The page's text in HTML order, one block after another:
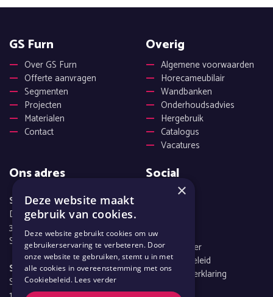
GS Furn
Over GS Furn
Offerte aanvragen
Segmenten
Projecten
Materialen
Contact
Overig
Algemene voorwaarden
Horecameubilair
Wandbanken
Onderhoudsadvies
Hergebruik
Catalogus
Vacatures
Ons adres
Showroom Stellendam
Delta-Industrieweg 34
3251 LX
Stellendam
Showroom Amsterdam
Schoot 5
Social
Facebook
Disclaimer
Cookiebeleid
Privacyverklaring
×
Deze website maakt
gebruik van cookies.
Deze website gebruikt cookies om uw
gebruikerservaring te verbeteren. Door
onze website te gebruiken, stemt u in met
alle cookies in overeenstemming met ons
Cookiebeleid. Lees verder